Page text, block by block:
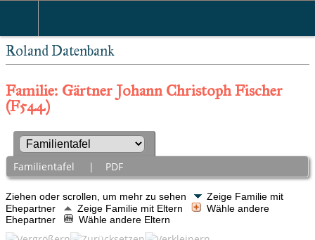
Roland Datenbank
Familie: Gärtner Johann Christoph Fischer
(F544)
Familientafel | PDF
Ziehen oder scrollen, um mehr zu sehen
Zeige Familie mit
Ehepartner
Zeige Familie mit Eltern
Wähle andere
Ehepartner
Wähle andere Eltern